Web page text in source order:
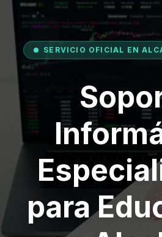
SERVICIO OFICIAL EN
para